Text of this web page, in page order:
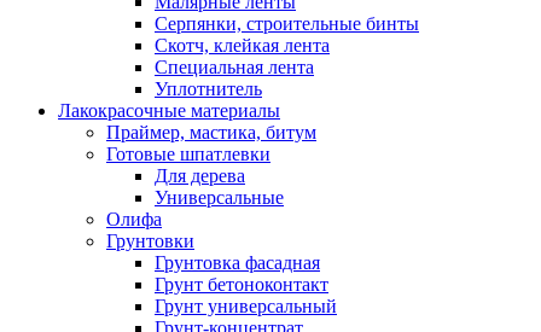
Серпянки, строительные бинты
Скотч, клейкая лента
Специальная лента
Уплотнитель
Лакокрасочные материалы
Праймер, мастика, битум
Готовые шпатлевки
Для дерева
Универсальные
Олифа
Грунтовки
Грунтовка фасадная
Грунт бетоноконтакт
Грунт универсальный